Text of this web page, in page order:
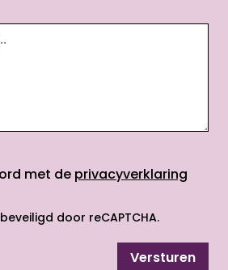
met de privacyverklaring
door reCAPTCHA.
Versturen